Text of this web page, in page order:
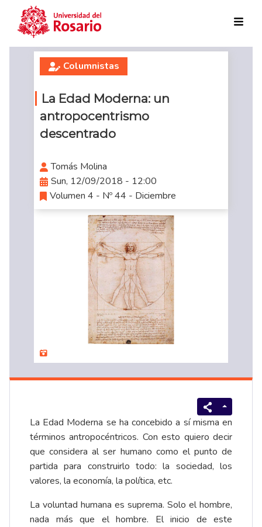
Skip to main content
Columnistas
La Edad Moderna: un
antropocentrismo
descentrado
Tomás Molina
Sun, 12/09/2018 - 12:00
Volumen 4 - Nº 44 - Diciembre
La Edad Moderna se ha concebido a sí misma en
términos antropocéntricos. Con esto quiero decir
que considera al ser humano como el punto de
partida para construirlo todo: la sociedad, los
valores, la economía, la política, etc.
La voluntad humana es suprema. Solo el hombre,
nada más que el hombre. El inicio de este